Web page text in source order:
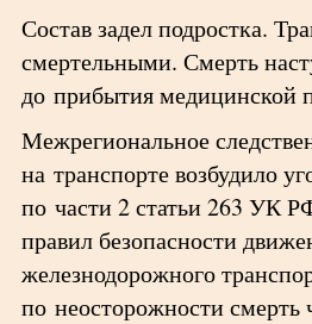
Состав задел подростка.
смертельными. Смерть
до прибытия медицинской
Межрегиональное
на транспорте возбудило
по части 2 статьи 263 УК
правил безопасности
железнодорожного
по неосторожности смерть